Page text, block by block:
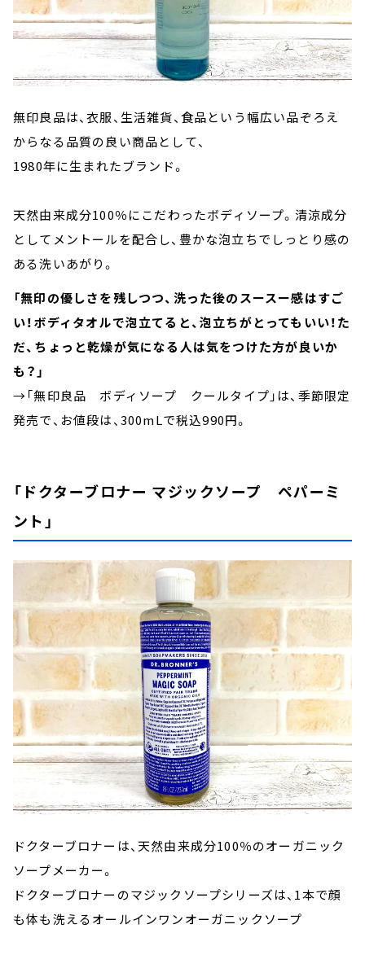
無印良品は、衣服、生活雑貨、食品という幅広い品ぞろえ
からなる品質の良い商品として、
1980年に生まれたブランド。
天然由来成分100％にこだわったボディソープ。清涼成分
としてメントールを配合し、豊かな泡立ちでしっとり感の
ある洗いあがり。
「無印の優しさを残しつつ、洗った後のスースー感はすご
い！ボディタオルで泡立てると、泡立ちがとってもいい！た
だ、ちょっと乾燥が気になる人は気をつけた方が良いか
も？」
→「無印良品 ボディソープ クールタイプ」は、季節限定
発売で、お値段は、300mLで税込990円。
「ドクターブロナー マジックソープ ペパーミ
ント」
ドクターブロナーは、天然由来成分100％のオーガニック
ソープメーカー。
ドクターブロナーのマジックソープシリーズは、1本で顔
も体も洗えるオールインワンオーガニックソープ